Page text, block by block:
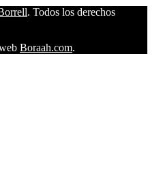
. Todos los derechos
Boraah.com.